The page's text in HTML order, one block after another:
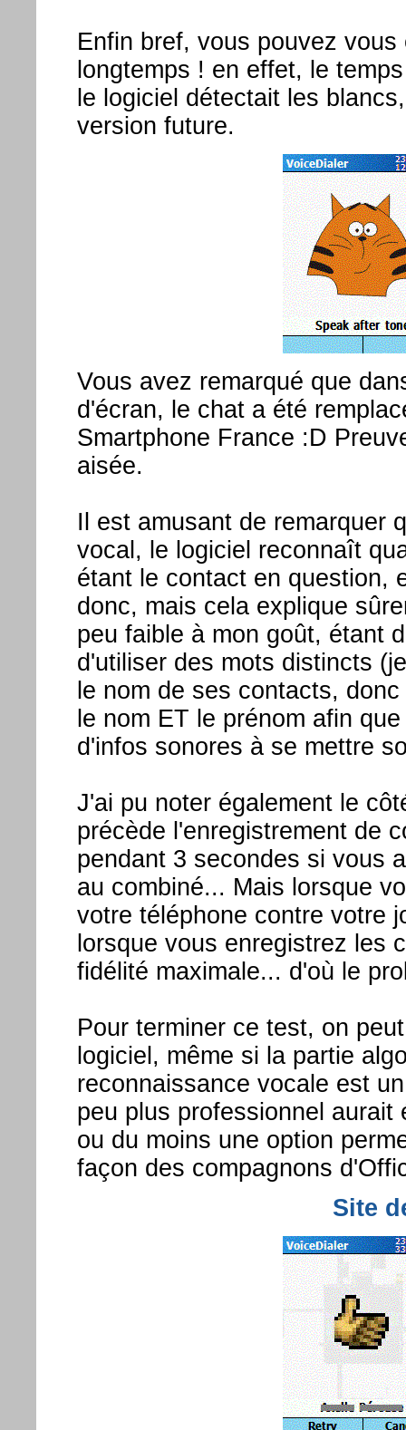
Enfin bref, vous pouvez
longtemps ! en effet, le
le logiciel détectait les
version future.
Vous avez remarqué que
d'écran, le chat a été
Smartphone France :D
aisée.
Il est amusant de remarquer
vocal, le logiciel reconnaît
étant le contact en question,
donc, mais cela explique
peu faible à mon goût, étant
d'utiliser des mots distincts
le nom de ses contacts,
le nom ET le prénom afin
d'infos sonores à se mettre
J'ai pu noter également le
précède l'enregistrement de
pendant 3 secondes si vous
au combiné... Mais lorsque
votre téléphone contre votre
lorsque vous enregistrez les
fidélité maximale... d'où le
Pour terminer ce test, on
logiciel, même si la partie
reconnaissance vocale est
peu plus professionnel
ou du moins une option
façon des compagnons
Site